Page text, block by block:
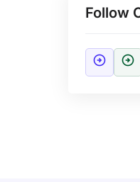
Follow
arrow_circle_right arrow_circle_right